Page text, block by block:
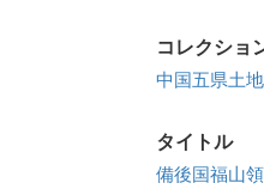
コレクショ
中国五県土
タイトル
備後国福山